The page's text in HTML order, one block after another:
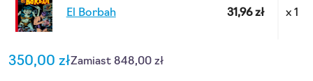
El Borbah 31,96 zł x 1
350,00 złZamiast 848,00 zł